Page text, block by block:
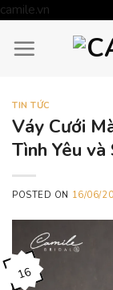
camile.vn
content
TIN TỨC
Váy Cưới
Tình Yêu
POSTED ON 16/06/
16